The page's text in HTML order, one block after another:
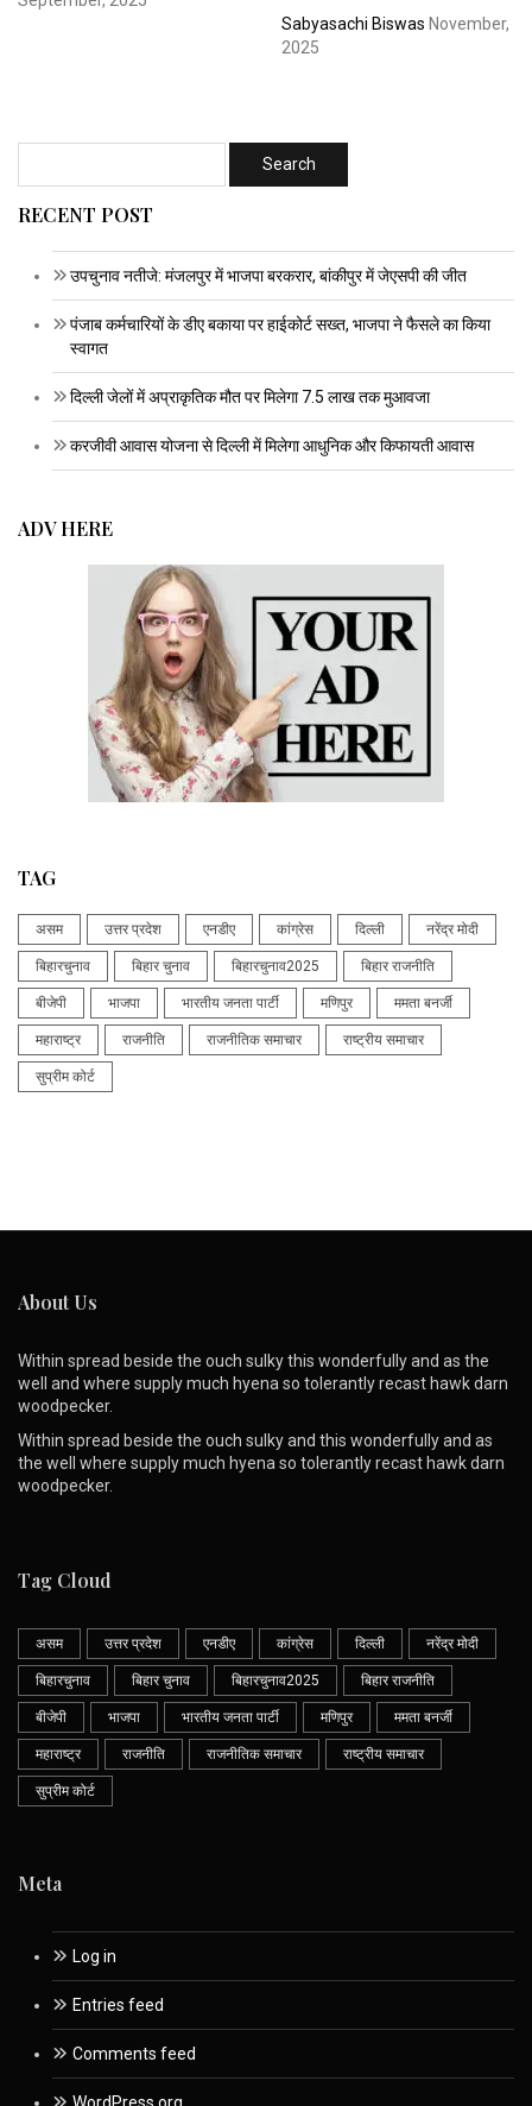
Sabyasachi Biswas November,
2025
RECENT POST
उपचुनाव नतीजे: मंजलपुर में भाजपा बरकरार, बांकीपुर में जेएसपी की जीत
पंजाब कर्मचारियों के डीए बकाया पर हाईकोर्ट सख्त, भाजपा ने फैसले का किया
स्वागत
दिल्ली जेलों में अप्राकृतिक मौत पर मिलेगा 7.5 लाख तक मुआवजा
करजीवी आवास योजना से दिल्ली में मिलेगा आधुनिक और किफायती आवास
ADV HERE
TAG
असम उत्तर प्रदेश एनडीए कांग्रेस दिल्ली नरेंद्र मोदी
बिहारचुनाव बिहार चुनाव बिहारचुनाव2025 बिहार राजनीति
बीजेपी भाजपा भारतीय जनता पार्टी मणिपुर ममता बनर्जी
महाराष्ट्र राजनीति राजनीतिक समाचार राष्ट्रीय समाचार
सुप्रीम कोर्ट
About Us
Within spread beside the ouch sulky this wonderfully and as the
well and where supply much hyena so tolerantly recast hawk darn
woodpecker.
Within spread beside the ouch sulky and this wonderfully and as
the well where supply much hyena so tolerantly recast hawk darn
woodpecker.
Tag Cloud
असम उत्तर प्रदेश एनडीए कांग्रेस दिल्ली नरेंद्र मोदी
बिहारचुनाव बिहार चुनाव बिहारचुनाव2025 बिहार राजनीति
बीजेपी भाजपा भारतीय जनता पार्टी मणिपुर ममता बनर्जी
महाराष्ट्र राजनीति राजनीतिक समाचार राष्ट्रीय समाचार
सुप्रीम कोर्ट
Meta
Log in
Entries feed
Comments feed